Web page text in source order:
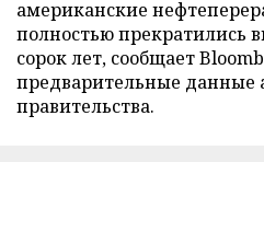
американские
полностью прекратились
сорок лет, сообщает
предварительные данные
правительства.